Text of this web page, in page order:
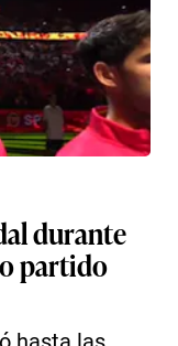
durante
partido